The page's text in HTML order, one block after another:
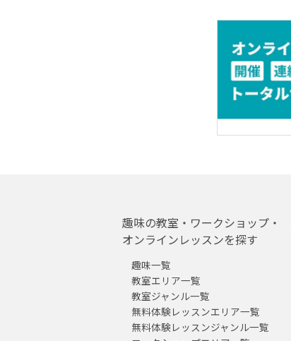
趣味の教室・ワークショップ・
オンラインレッスンを探す
趣味一覧
教室エリア一覧
教室ジャンル一覧
無料体験レッスンエリア一覧
無料体験レッスンジャンル一覧